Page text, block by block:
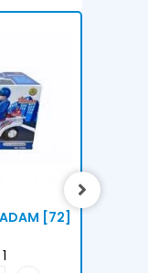
ADAM [72]
1